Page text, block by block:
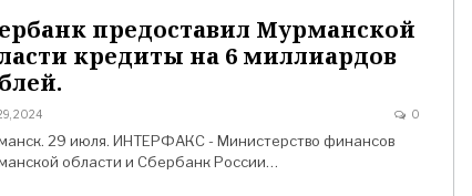
предоставил Мурманской
кредиты на 6 миллиардов
2024 0
29 июля. ИНТЕРФАКС - Министерство финансов
области и Сбербанк России…